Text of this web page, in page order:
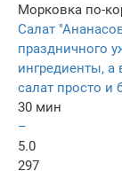
Морковка по-
Салат
праздничного
ингредиенты, а
салат просто и
30 мин
–
5.0
297